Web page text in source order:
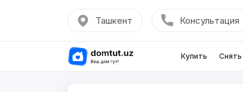
Ташкент Консультация
Купить Снять